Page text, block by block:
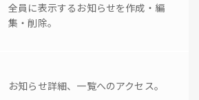
全員に表示するお知らせを作成・編
集・削除。
お知らせ詳細、一覧へのアクセス。